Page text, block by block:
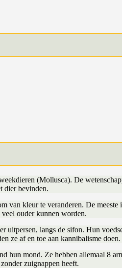
(Mollusca). De
dier bevinden.
kleur te veranderen. De
ouder kunnen worden.
langs de sifon. Hun
ze af en toe aan kannibalisme doen.
mond. Ze hebben allemaal 8
zuignappen heeft.